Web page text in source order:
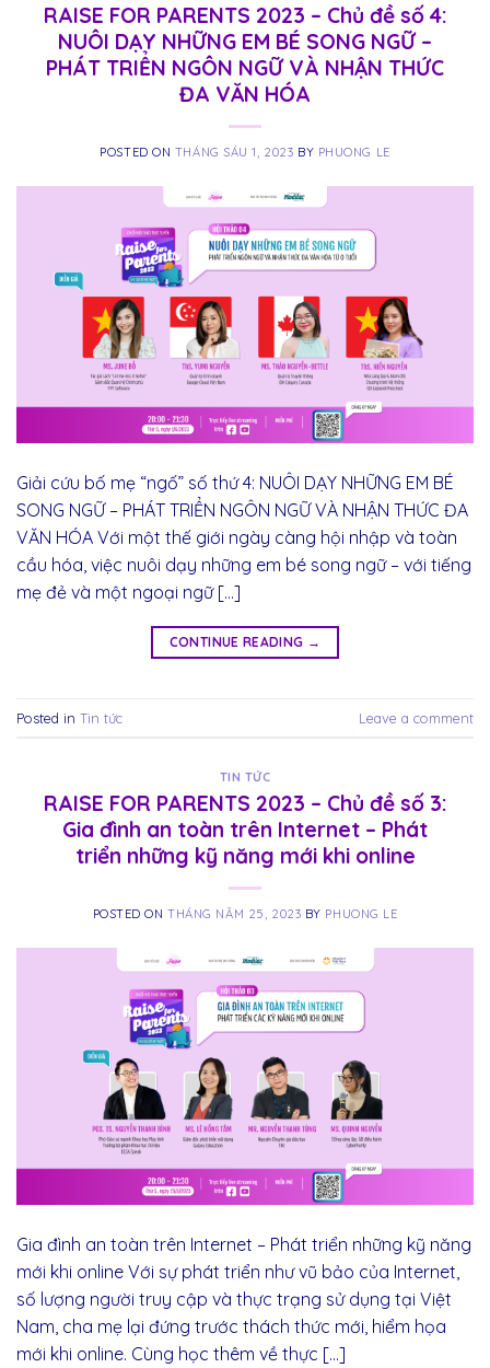
RAISE FOR PARENTS 2023 – Chủ đề số 4:
NUÔI DẠY NHỮNG EM BÉ SONG NGỮ –
PHÁT TRIỂN NGÔN NGỮ VÀ NHẬN THỨC
ĐA VĂN HÓA
POSTED ON THÁNG SÁU 1, 2023 BY PHUONG LE
Giải cứu bố mẹ “ngố” số thứ 4: NUÔI DẠY NHỮNG EM BÉ
SONG NGỮ – PHÁT TRIỂN NGÔN NGỮ VÀ NHẬN THỨC ĐA
VĂN HÓA Với một thế giới ngày càng hội nhập và toàn
cầu hóa, việc nuôi dạy những em bé song ngữ – với tiếng
mẹ đẻ và một ngoại ngữ […]
CONTINUE READING →
Posted in Tin tức Leave a comment
TIN TỨC
RAISE FOR PARENTS 2023 – Chủ đề số 3:
Gia đình an toàn trên Internet – Phát
triển những kỹ năng mới khi online
POSTED ONTHÁNG NĂM 25, 2023 BY PHUONG LE
Gia đình an toàn trên Internet – Phát triển những kỹ năng
mới khi online Với sự phát triển như vũ bảo của Internet,
số lượng người truy cập và thực trạng sử dụng tại Việt
Nam, cha mẹ lại đứng trước thách thức mới, hiểm họa
mới khi online. Cùng học thêm về thực […]